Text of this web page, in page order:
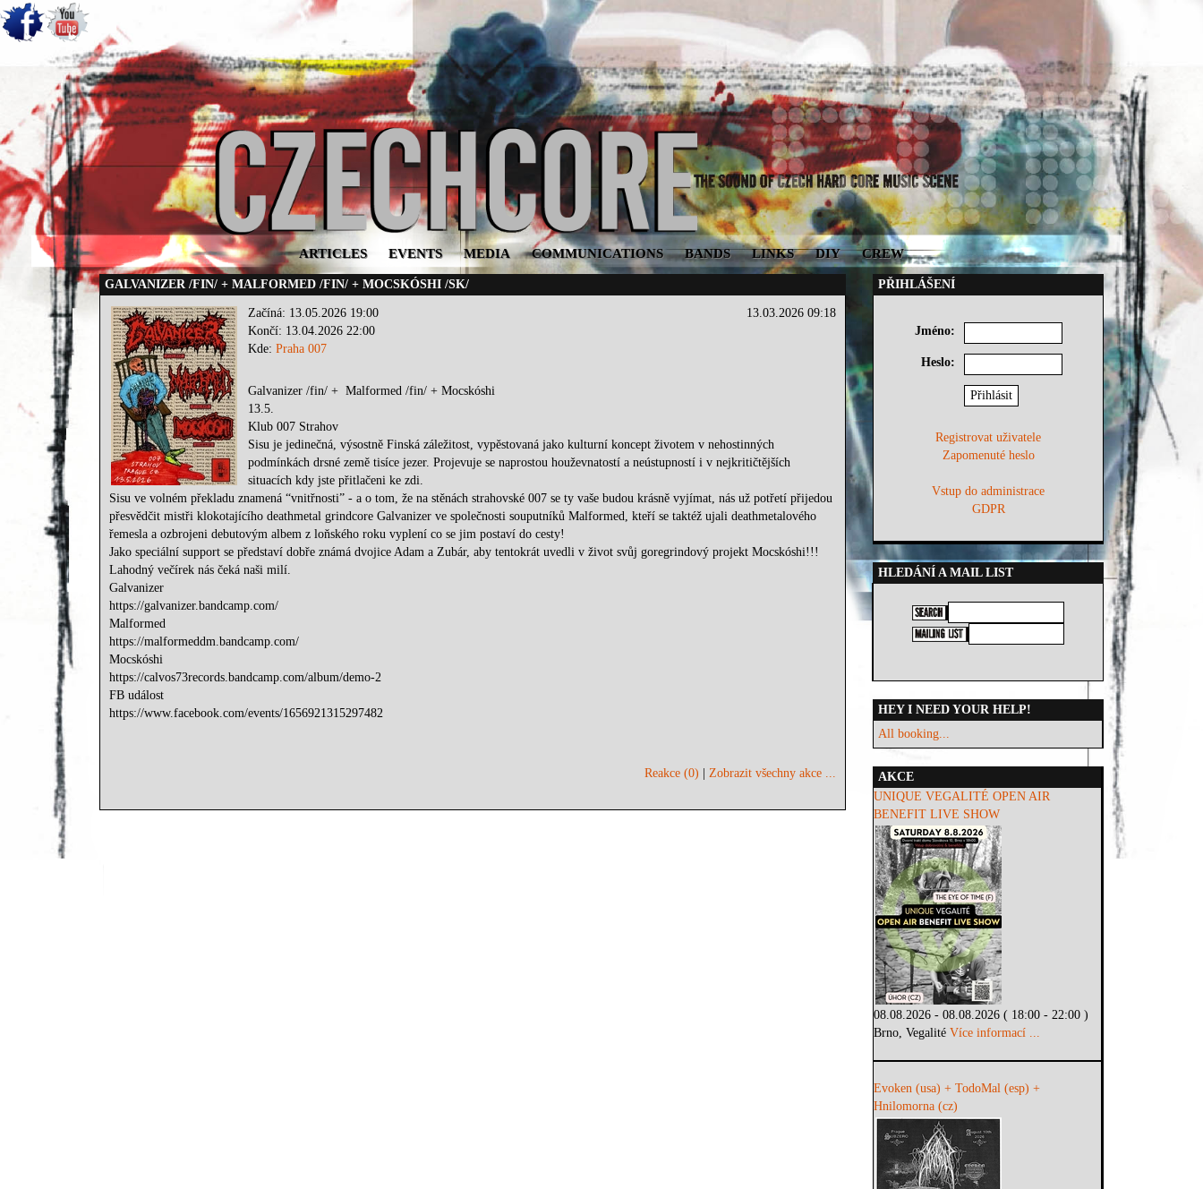
ARTICLES EVENTS MEDIA COMMUNICATIONS BANDS LINKS DIY CREW
GALVANIZER /FIN/ + MALFORMED /FIN/ + MOCSKÓSHI /SK/
13.03.2026 09:18
Začíná: 13.05.2026 19:00
Končí: 13.04.2026 22:00
Kde: Praha 007
Galvanizer /fin/ + Malformed /fin/ + Mocskóshi
13.5.
Klub 007 Strahov
Sisu je jedinečná, výsostně Finská záležitost, vypěstovaná jako kulturní koncept životem v nehostinných
podmínkách drsné země tisíce jezer. Projevuje se naprostou houževnatostí a neústupností i v nejkritičtějších
situacích kdy jste přitlačeni ke zdi.
Sisu ve volném překladu znamená “vnitřnosti” - a o tom, že na stěnách strahovské 007 se ty vaše budou krásně vyjímat, nás už potřetí přijedou
přesvědčit mistři klokotajícího deathmetal grindcore Galvanizer ve společnosti souputníků Malformed, kteří se taktéž ujali deathmetalového
řemesla a ozbrojeni debutovým albem z loňského roku vyplení co se jim postaví do cesty!
Jako speciální support se představí dobře známá dvojice Adam a Zubár, aby tentokrát uvedli v život svůj goregrindový projekt Mocskóshi!!!
Lahodný večírek nás čeká naši milí.
Galvanizer
https://galvanizer.bandcamp.com/
Malformed
https://malformeddm.bandcamp.com/
Mocskóshi
https://calvos73records.bandcamp.com/album/demo-2
FB událost
https://www.facebook.com/events/1656921315297482
Reakce (0) Zobrazit všechny akce ...
PŘIHLÁŠENÍ
Jméno:
Heslo:
Registrovat uživatele
Zapomenuté heslo
Vstup do administrace
GDPR
HLEDÁNÍ A MAIL LIST
HEY I NEED YOUR HELP!
All booking...
AKCE
UNIQUE VEGALITÉ OPEN AIR
BENEFIT LIVE SHOW
08.08.2026 - 08.08.2026 ( 18:00 - 22:00 )
Brno, VegalitéVíce informací ...
Evoken (usa) + TodoMal (esp) +
Hnilomorna (cz)